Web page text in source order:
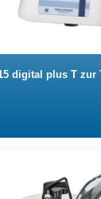
digital plus T zur